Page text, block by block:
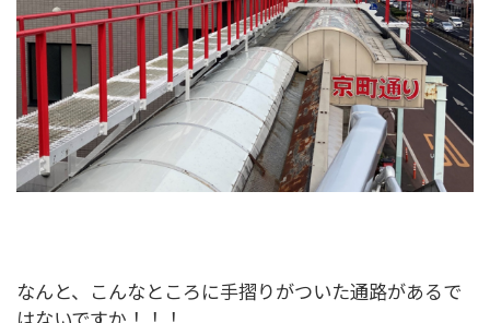
なんと、こんなところに手摺りがついた通路があるで